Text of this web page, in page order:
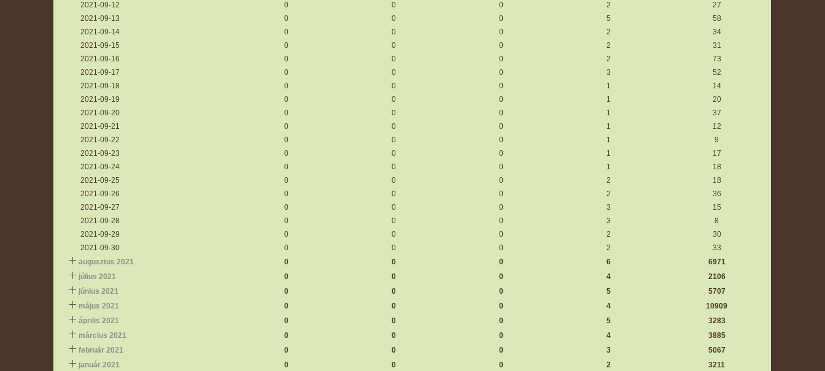
2021-09-12
0 0 0 2
27
2021-09-13
0 0 0 5
58
2021-09-14
0 0 0 2
34
2021-09-15
0 0 0 2
31
2021-09-16
0 0 0 2
73
2021-09-17
0 0 0 3
52
2021-09-18
0 0 0 1
14
2021-09-19
0 0 0 1
20
2021-09-20
0 0 0 1
37
2021-09-21
0 0 0 1
12
2021-09-22
0 0 0 1
9
2021-09-23
0 0 0 1
17
2021-09-24
0 0 0 1
18
2021-09-25
0 0 0 2
18
2021-09-26
0 0 0 2
36
2021-09-27
0 0 0 3
15
2021-09-28
0 0 0 3
8
2021-09-29
0 0 0 2
30
2021-09-30
0 0 0 2
33
augusztus 2021
0 0 0 6
6971
július 2021
0 0 0 4
2106
június 2021
0 0 0 5
5707
május 2021
0 0 0 4
10909
április 2021
0 0 0 5
3283
március 2021
0 0 0 4
3885
február 2021
0 0 0 3
5067
január 2021
0 0 0 2 3211